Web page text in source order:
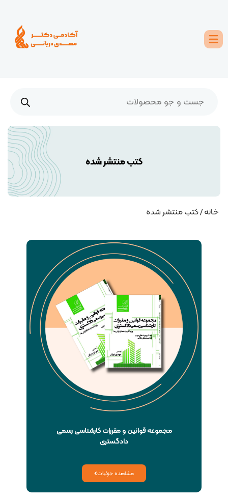
کتب منتشر شده
خانه/ کتب منتشر شده
مجموعه قوانین و مقررات کارشناسی رسمی
دادگستری
مشاهده جزئیات